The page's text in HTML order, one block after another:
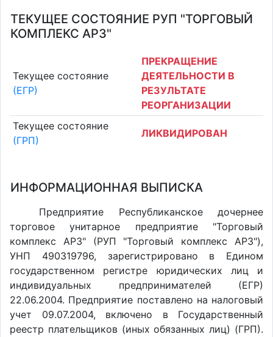
ТЕКУЩЕЕ СОСТОЯНИЕ РУП "ТОРГОВЫЙ
КОМПЛЕКС АРЗ"
Текущее состояние
(ЕГР)
ПРЕКРАЩЕНИЕ
ДЕЯТЕЛЬНОСТИ В
РЕЗУЛЬТАТЕ
РЕОРГАНИЗАЦИИ
Текущее состояние
(ГРП)
ЛИКВИДИРОВАН
ИНФОРМАЦИОННАЯ ВЫПИСКА
Предприятие Республиканское дочернее
торговое унитарное предприятие "Торговый
комплекс АРЗ" (РУП "Торговый комплекс АРЗ"),
УНП 490319796, зарегистрировано в Едином
государственном регистре юридических лиц и
индивидуальных предпринимателей (ЕГР)
22.06.2004. Предприятие поставлено на налоговый
учет 09.07.2004, включено в Государственный
реестр плательщиков (иных обязанных лиц) (ГРП).